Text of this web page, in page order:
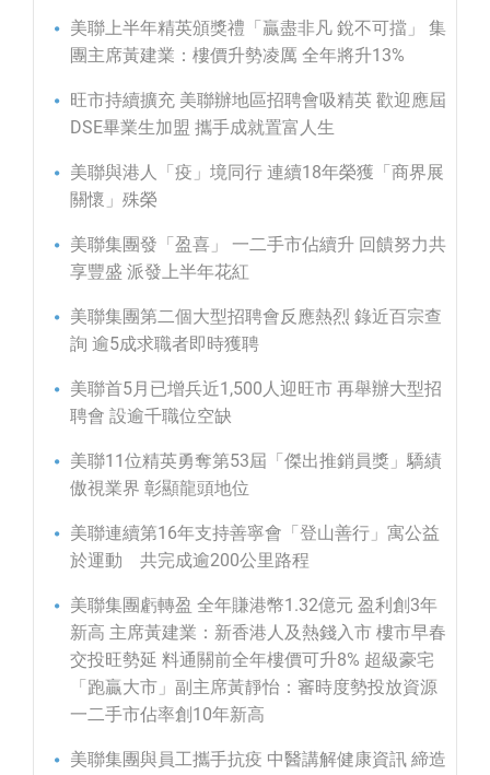
美聯上半年精英頒獎禮「贏盡非凡 銳不可擋」 集
團主席黃建業：樓價升勢凌厲 全年將升13%
旺市持續擴充 美聯辦地區招聘會吸精英 歡迎應屆
DSE畢業生加盟 攜手成就置富人生
美聯與港人「疫」境同行 連續18年榮獲「商界展
關懷」殊榮
美聯集團發「盈喜」 一二手市佔續升 回饋努力共
享豐盛 派發上半年花紅
美聯集團第二個大型招聘會反應熱烈 錄近百宗查
詢 逾5成求職者即時獲聘
美聯首5月已增兵近1,500人迎旺市 再舉辦大型招
聘會 設逾千職位空缺
美聯11位精英勇奪第53屆「傑出推銷員獎」驕績
傲視業界 彰顯龍頭地位
美聯連續第16年支持善寧會「登山善行」寓公益
於運動 共完成逾200公里路程
美聯集團虧轉盈 全年賺港幣1.32億元 盈利創3年
新高 主席黃建業：新香港人及熱錢入市 樓市早春
交投旺勢延 料通關前全年樓價可升8% 超級豪宅
「跑贏大市」副主席黃靜怡：審時度勢投放資源
一二手市佔率創10年新高
美聯集團與員工攜手抗疫 中醫講解健康資訊 締造